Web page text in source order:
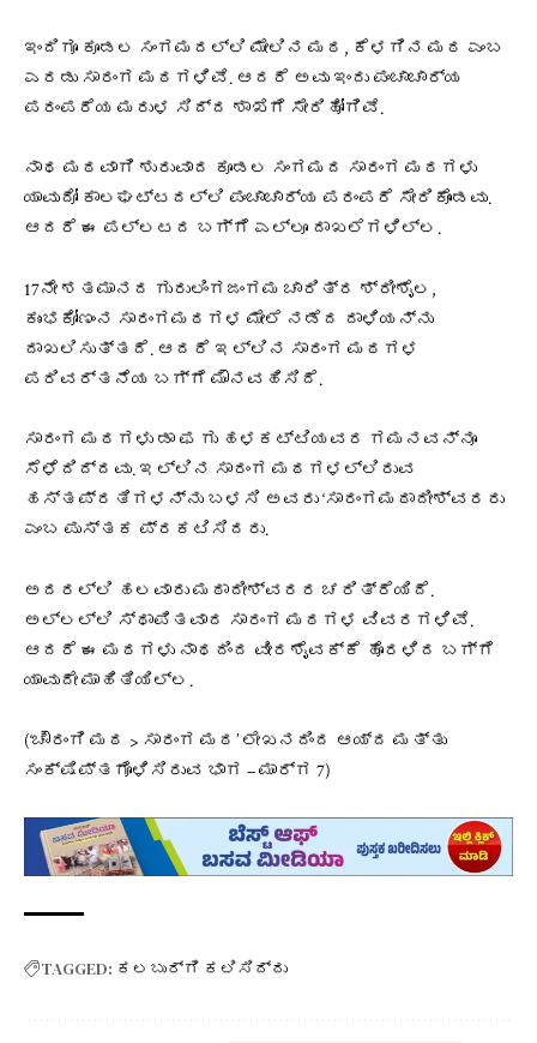
ಇಂದಿಗೂ ಕೂಡಲ ಸಂಗಮದಲ್ಲಿ ಮೇಲಿನ ಮಠ, ಕೆಳಗಿನ ಮಠ ಎಂಬ
ಎರಡು ಸಾರಂಗ ಮಠಗಳಿವೆ. ಆದರೆ ಅವು ಇಂದು ಪಂಚಾಚಾರ್ಯ
ಪರಂಪರೆಯ ಮರುಳ ಸಿದ್ದ ಶಾಖೆಗೆ ಸೇರಿಹೋಗಿವೆ.
ನಾಥ ಮಠವಾಗಿ ಶುರುವಾದ ಕೂಡಲ ಸಂಗಮದ ಸಾರಂಗ ಮಠಗಳು
ಯಾವುದೋ ಕಾಲಘಟ್ಟದಲ್ಲಿ ಪಂಚಾಚಾರ್ಯ ಪರಂಪರೆ ಸೇರಿಕೊಂಡವು.
ಆದರೆ ಈ ಪಲ್ಲಟದ ಬಗ್ಗೆ ಎಲ್ಲೂ ದಾಖಲೆಗಳಿಲ್ಲ.
17ನೇ ಶತಮಾನದ ಗುರುಲಿಂಗಜಂಗಮ ಚಾರಿತ್ರ ಶ್ರೀಶೈಲ,
ಕುಂಭಕೋಣಂನ ಸಾರಂಗಮಠಗಳ ಮೇಲೆ ನಡೆದ ದಾಳಿಯನ್ನು
ದಾಖಲಿಸುತ್ತದೆ. ಆದರೆ ಇಲ್ಲಿನ ಸಾರಂಗ ಮಠಗಳ
ಪರಿವರ್ತನೆಯ ಬಗ್ಗೆ ಮೌನವಹಿಸಿದೆ.
ಸಾರಂಗ ಮಠಗಳು ಡಾ ಫ ಗು ಹಳಕಟ್ಟಿಯವರ ಗಮನವನ್ನೂ
ಸೆಳೆದಿದ್ದವು. ಇಲ್ಲಿನ ಸಾರಂಗ ಮಠಗಳಲ್ಲಿರುವ
ಹಸ್ತಪ್ರತಿಗಳನ್ನು ಬಳಸಿ ಅವರು ‘ಸಾರಂಗಮಠಾದೀಶ್ವರರು
ಎಂಬ ಪುಸ್ತಕ ಪ್ರಕಟಿಸಿದರು.
ಅದರಲ್ಲಿ ಹಲವಾರು ಮಠಾದೀಶ್ವರರ ಚರಿತ್ರೆಯಿದೆ.
ಅಲ್ಲಲ್ಲಿ ಸ್ಥಾಪಿತವಾದ ಸಾರಂಗ ಮಠಗಳ ವಿವರಗಳಿವೆ.
ಆದರೆ ಈ ಮಠಗಳು ನಾಥದಿಂದ ವೀರಶೈವಕ್ಕೆ ಹೊರಳಿದ ಬಗ್ಗೆ
ಯಾವುದೇ ಮಾಹಿತಿಯಿಲ್ಲ.
(‘ಚೌರಂಗಿ ಮಠ > ಸಾರಂಗ ಮಠ’ ಲೇಖನದಿಂದ ಆಯ್ದ ಮತ್ತು
ಸಂಕ್ಷಿಪ್ತಗೊಳಿಸಿರುವ ಭಾಗ – ಮಾರ್ಗ 7)
TAGGED: ಕಲಬುರ್ಗಿ ಕಲಿಸಿದ್ದು